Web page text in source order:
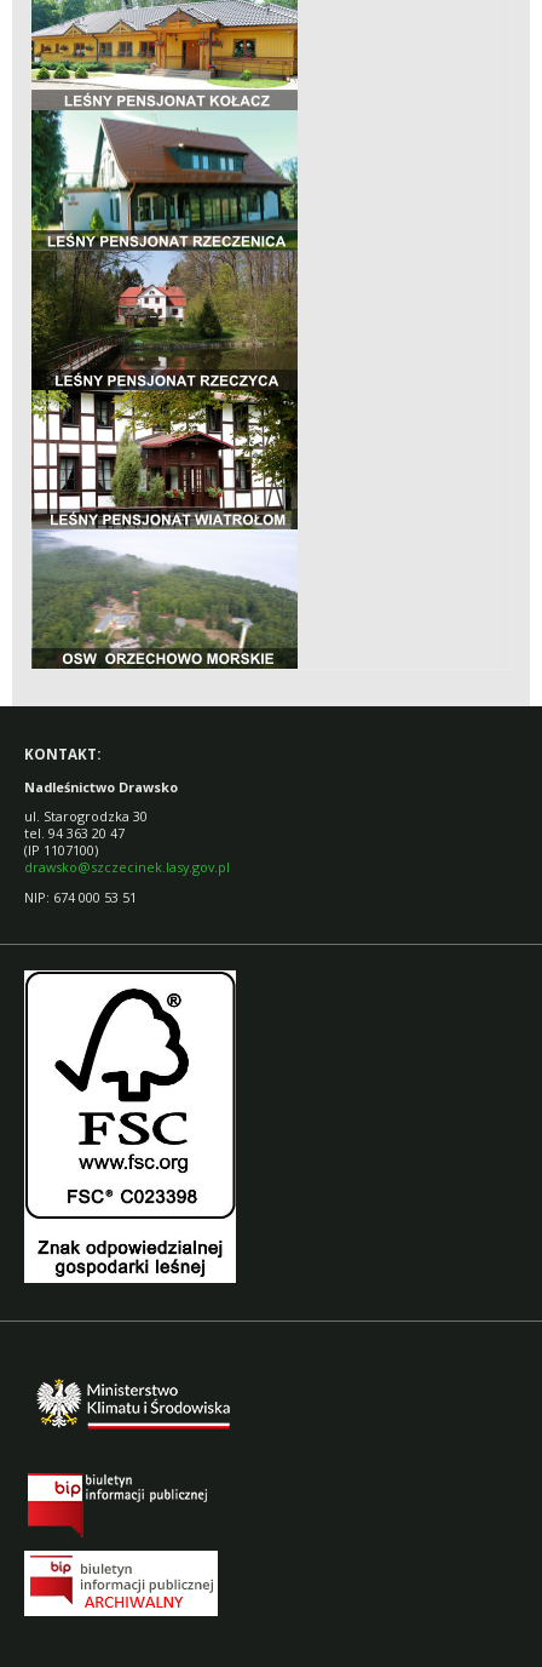
KONTAKT:
Nadleśnictwo Drawsko
ul. Starogrodzka 30
tel. 94 363 20 47
(IP 1107100)
drawsko@szczecinek.lasy.gov.pl
NIP: 674 000 53 51